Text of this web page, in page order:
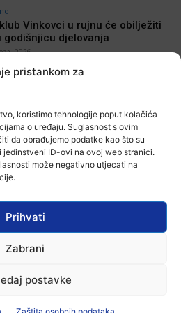
pristankom za
koristimo tehnologije poput kolačića
o uređaju. Suglasnost s ovim
da obrađujemo podatke kao što su
jedinstveni ID-ovi na ovoj web stranici.
može negativno utjecati na
Prihvati
Zabrani
postavke
Vinkovci u rujnu će obilježiti
godišnjicu djelovanja
2026
liga
2026
održana Ljetna škola magije
2026